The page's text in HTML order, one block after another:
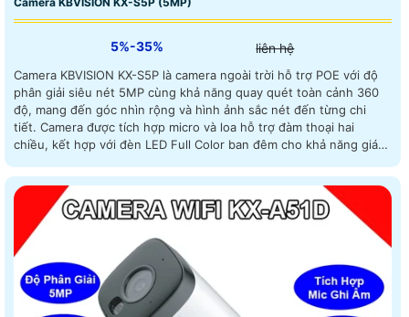
5%-35% liên hệ
Camera KBVISION KX-S5P là camera ngoài trời hỗ trợ POE với độ
phân giải siêu nét 5MP cùng khả năng quay quét toàn cảnh 360
độ, mang đến góc nhìn rộng và hình ảnh sắc nét đến từng chi
tiết. Camera được tích hợp micro và loa hỗ trợ đàm thoại hai
chiều, kết hợp với đèn LED Full Color ban đêm cho khả năng giám
ninh hiệu quả